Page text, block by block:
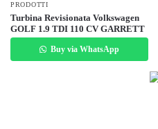
PRODOTTI
Turbina Revisionata Volkswagen
GOLF 1.9 TDI 110 CV GARRETT
Buy via WhatsApp